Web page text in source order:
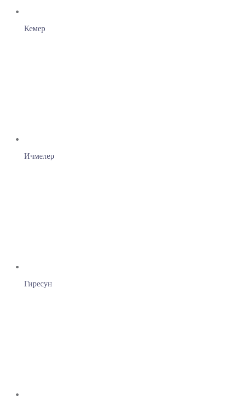
Кемер
Ичмелер
Гиресун